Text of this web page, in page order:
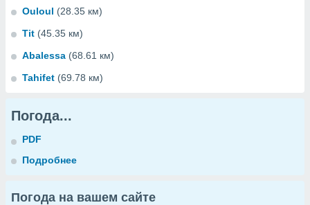
Ouloul (28.35 км)
Tit (45.35 км)
Abalessa (68.61 км)
Tahifet (69.78 км)
Погода...
PDF
Подробнее
Погода на вашем сайте